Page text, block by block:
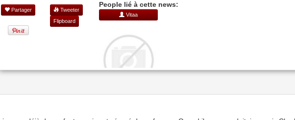
Partager
Tweeter
Flipboard
People lié à cette news:
Vitaa